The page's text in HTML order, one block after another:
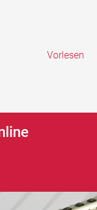
Vorlesen